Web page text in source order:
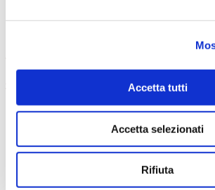
Accetta tutti
Accetta selezionati
Rifiuta
ADMINISTRATIVE OFFICE AND WAREHOUSE
VIA ETTORE ELIA 10, LAURIANO, TO 10020
PHONE NUMBER –+39 011 217 3100
INFO@CASARADICCI.COM
HOME